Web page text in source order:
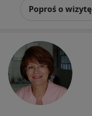
Poproś o wizytę